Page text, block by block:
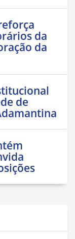
da
da
de